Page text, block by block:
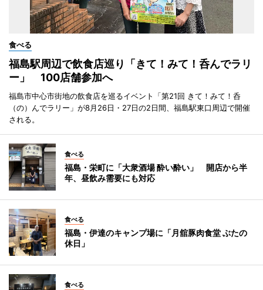
食べる
福島駅周辺で飲食店巡り「きて！みて！呑んでラリ
ー」 100店舗参加へ
福島市中心市街地の飲食店を巡るイベント「第21回 きて！みて！呑
（の）んでラリー」が8月26日・27日の2日間、福島駅東口周辺で開催
される。
食べる
福島・栄町に「大衆酒場 酔い酔い」 開店から半
年、昼飲み需要にも対応
食べる
福島・伊達のキャンプ場に「月舘豚肉食堂 ぶたの
休日」
食べる